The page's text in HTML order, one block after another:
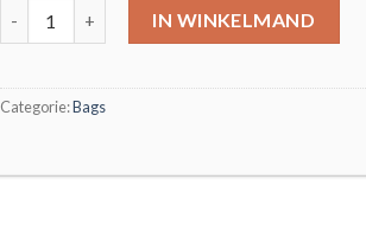
IN WINKELMAND
Categorie:Bags